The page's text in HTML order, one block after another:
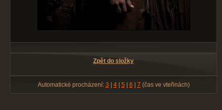
Zpět do složky
Automatické procházení: 3 4| 5 6 7 (čas ve vteřinách)